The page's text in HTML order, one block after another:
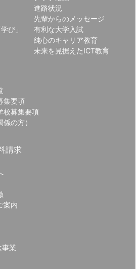
び」
進路状況
先輩からのメッセージ
有利な大学入試
純心のキャリア教育
未来を見据えたICT教育
集要項
校募集要項
の方）
請求
案内
業